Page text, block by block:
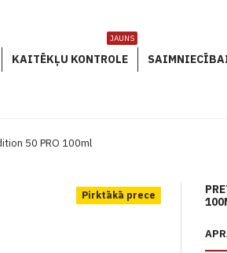
KAITĒKĻU KONTROLE
JAUNS
50 PRO 100ml
Pirktākā prece